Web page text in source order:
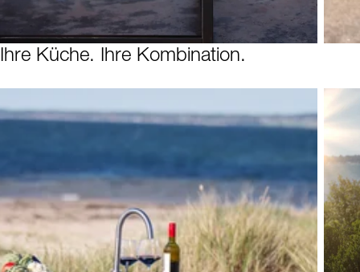
Ihre Küche. Ihre Kombination.